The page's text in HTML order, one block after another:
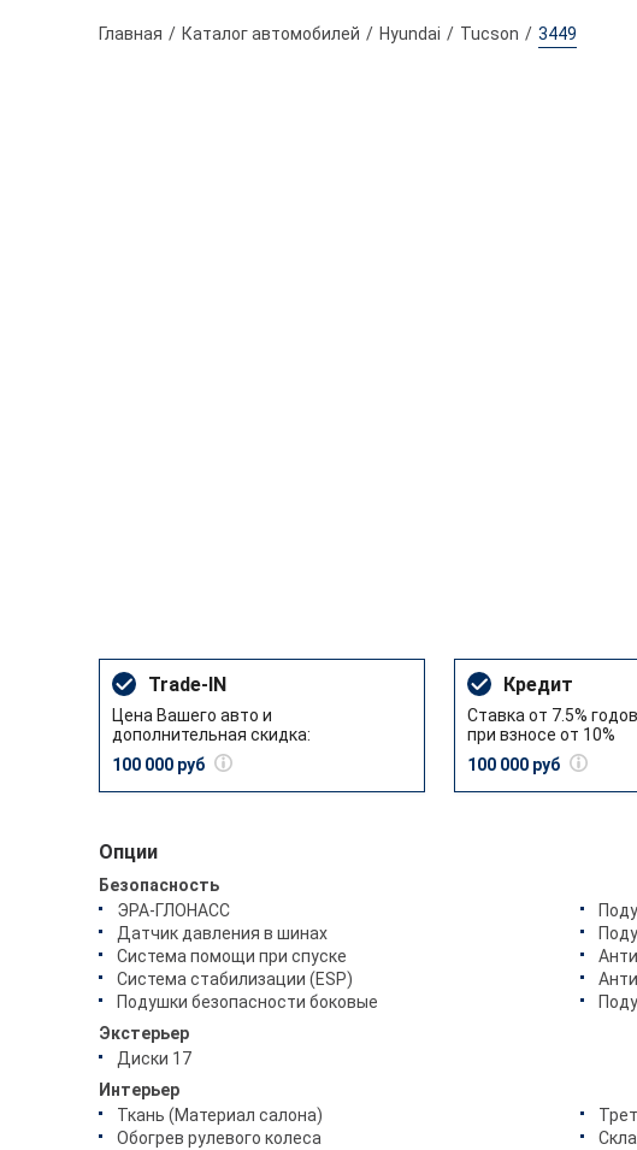
Главная Каталог автомобилей Hyundai Tucson 3449
Trade-IN
Цена Вашего авто и
дополнительная скидка:
100 000 руб
Кредит
Ставка от 7.5%
при взносе от 10%
100 000 руб
Опции
Безопасность
ЭРА-ГЛОНАСС
Датчик давления в шинах
Система помощи при спуске
Система стабилизации (ESP)
Подушки безопасности боковые
Экстерьер
Диски 17
Интерьер
Ткань (Материал салона)
Обогрев рулевого колеса